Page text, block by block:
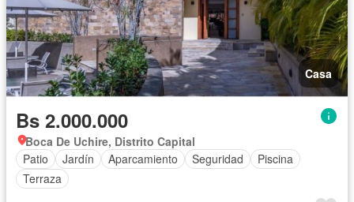
Casa
Bs 2.000.000
Boca De Uchire, Distrito Capital
Patio
Jardín Aparcamiento Seguridad
Piscina
Terraza